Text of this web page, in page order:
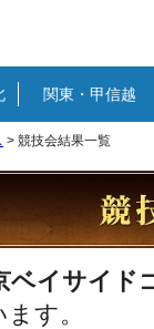
関東・甲信越
> 競技会結果一覧
ベイサイド
す。